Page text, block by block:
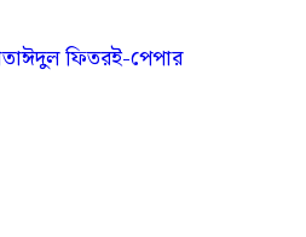
ঈদুল ফিতরই-পেপার